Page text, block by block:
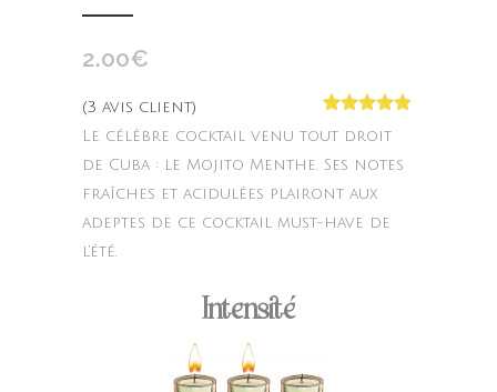
2.00€
sur 5
basé sur
client
(3 avis client)
Le célèbre cocktail venu tout droit
de Cuba : le Mojito Menthe. Ses notes
fraîches et acidulées plairont aux
adeptes de ce cocktail must-have de
l’été.
Intensité